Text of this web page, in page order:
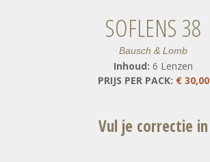
SOFLENS 38
Bausch & Lomb
Inhoud: 6 Lenzen
PRIJS PER PACK: € 30,00
Vul je correctie in